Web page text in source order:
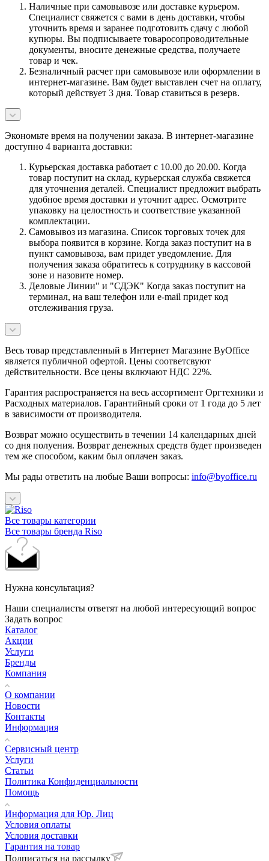
Наличные при самовывозе или доставке курьером.
Специалист свяжется с вами в день доставки, чтобы
уточнить время и заранее подготовить сдачу с любой
купюры. Вы подписываете товаросопроводительные
документы, вносите денежные средства, получаете
товар и чек.
Безналичный расчет при самовывозе или оформлении в
интернет-магазине. Вам будет выставлен счет на оплату,
который действует 3 дня. Товар ставиться в резерв.
Экономьте время на получении заказа. В интернет-магазине
доступно 4 варианта доставки:
Курьерская доставка работает с 10.00 до 20.00. Когда
товар поступит на склад, курьерская служба свяжется
для уточнения деталей. Специалист предложит выбрать
удобное время доставки и уточнит адрес. Осмотрите
упаковку на целостность и соответствие указанной
комплектации.
Самовывоз из магазина. Список торговых точек для
выбора появится в корзине. Когда заказ поступит на в
пункт самовывоза, вам придет уведомление. Для
получения заказа обратитесь к сотруднику в кассовой
зоне и назовите номер.
Деловые Линии" и "СДЭК" Когда заказ поступит на
терминал, на ваш телефон или e-mail придет код
отслеживания груза.
Весь товар представленный в Интернет Магазине ByOffice
является публичной офертой. Цены соответсвуют
действительности. Все цены включают НДС 22%.
Гарантия распространяется на весь ассортимент Оргтехники и
Расходных материалов. Гарантийный сроки от 1 года до 5 лет
в зависимости от производителя.
Возврат можно осуществить в течении 14 календарных дней
со дня полуения. Возврат денежных средств будет произведен
тем же способом, каким был оплачен заказ.
Мы рады ответить на любые Ваши вопросы: info@byoffice.ru
Все товары категории
Все товары бренда Riso
Нужна консультация?
Наши специалисты ответят на любой интересующий вопрос
Задать вопрос
Каталог
Акции
Услуги
Бренды
Компания
О компании
Новости
Контакты
Информация
Сервисный центр
Услуги
Статьи
Политика Конфиденциальности
Помощь
Информация для Юр. Лиц
Условия оплаты
Условия доставки
Гарантия на товар
Подписаться на рассылку